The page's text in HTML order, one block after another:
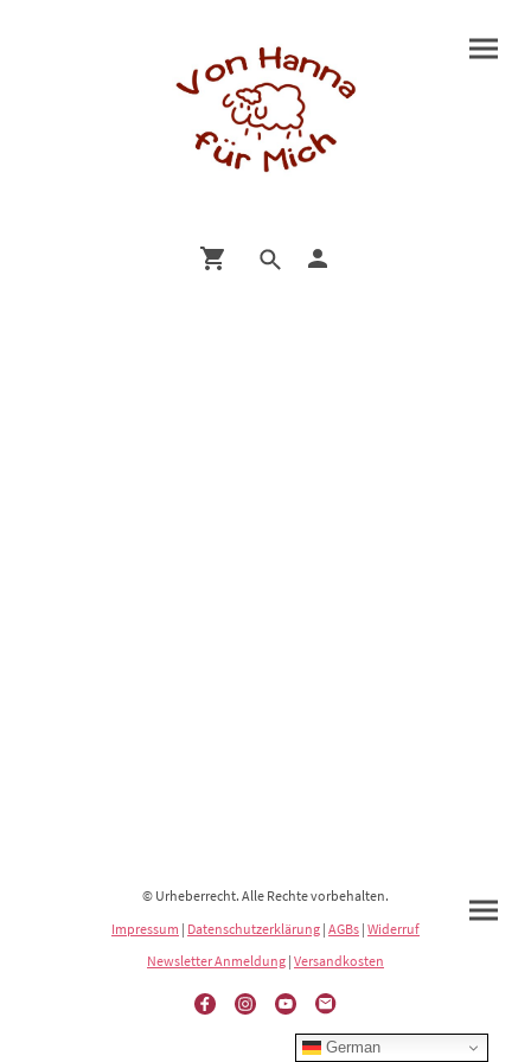
© Urheberrecht. Alle Rechte vorbehalten.
Impressum | Datenschutzerklärung | AGBs | Widerruf
Newsletter Anmeldung | Versandkosten
German